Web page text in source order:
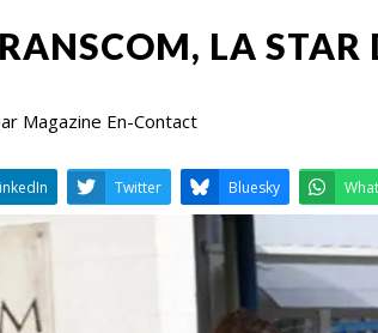
LA STAR
Magazine En-Contact